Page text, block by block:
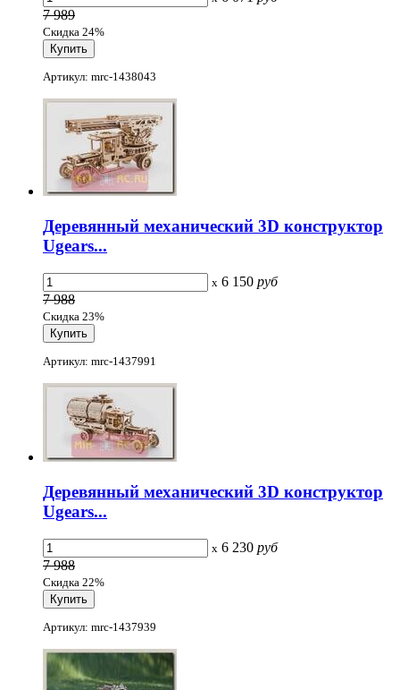
7 989
Скидка 24%
Артикул: mrc-1438043
Деревянный механический 3D конструктор
Ugears...
x 6 150 руб
7 988
Скидка 23%
Артикул: mrc-1437991
Деревянный механический 3D конструктор
Ugears...
x 6 230 руб
7 988
Скидка 22%
Артикул: mrc-1437939